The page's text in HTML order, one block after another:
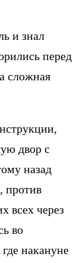
и знал
перед
сложная
двор с
назад
против
всех через
во
накануне